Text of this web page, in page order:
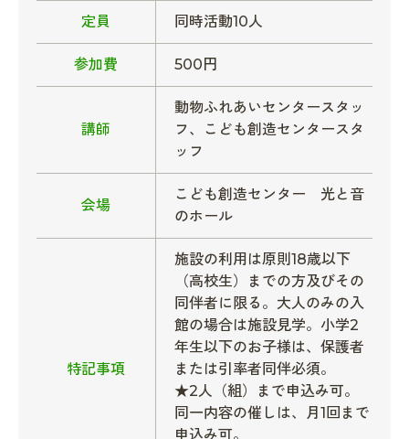
定員 同時活動10人
参加費 500円
講師
動物ふれあいセンタースタッ
フ、こども創造センタースタ
ッフ
会場
こども創造センター 光と音
のホール
特記事項
施設の利用は原則18歳以下
（高校生）までの方及びその
同伴者に限る。大人のみの入
館の場合は施設見学。小学2
年生以下のお子様は、保護者
または引率者同伴必須。
★2人（組）まで申込み可。
同一内容の催しは、月1回まで
申込み可。